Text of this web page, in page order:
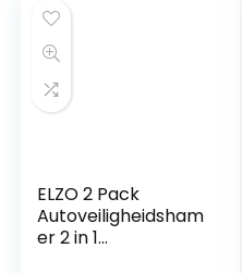
ELZO 2 Pack
Autoveiligheidsham
er 2 in 1